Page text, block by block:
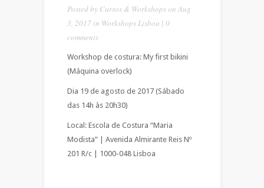
Posted by Cursos & Workshopson Aug
3, 2017 in Workshops Lisboa | 0
comments
Workshop de costura: My first bikini
(Máquina overlock)
Dia 19 de agosto de 2017 (Sábado
das 14h às 20h30)
Local: Escola de Costura “Maria
Modista” | Avenida Almirante Reis Nº
201 R/c | 1000-048 Lisboa